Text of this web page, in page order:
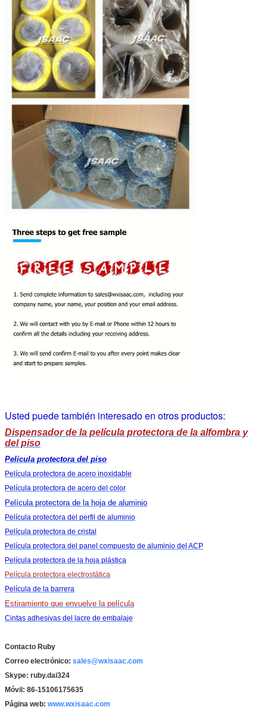
Usted puede también interesado en otros productos:
Dispensador de la película protectora de la alfombra y
del piso
Película protectora del piso
Película protectora de acero inoxidable
Película protectora de acero del color
Película protectora de la hoja de aluminio
Película protectora del perfil de aluminio
Película protectora de cristal
Película protectora del panel compuesto de aluminio del ACP
Película protectora de la hoja plástica
Película protectora electrostática
Película de la barrera
Estiramiento que envuelve la película
Cintas adhesivas del lacre de embalaje
Contacto Ruby
Correo electrónico: sales@wxisaac.com
Skype: ruby.dai324
Móvil: 86-15106175635
Página web: www.wxisaac.com